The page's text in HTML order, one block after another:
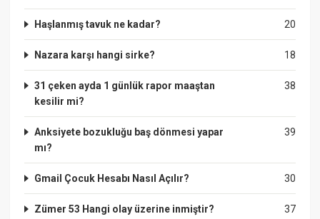
20
Haşlanmış tavuk ne kadar?
18
Nazara karşı hangi sirke?
38
31 çeken ayda 1 günlük rapor maaştan
kesilir mi?
39
Anksiyete bozukluğu baş dönmesi yapar
mı?
30
Gmail Çocuk Hesabı Nasıl Açılır?
37
Zümer 53 Hangi olay üzerine inmiştir?